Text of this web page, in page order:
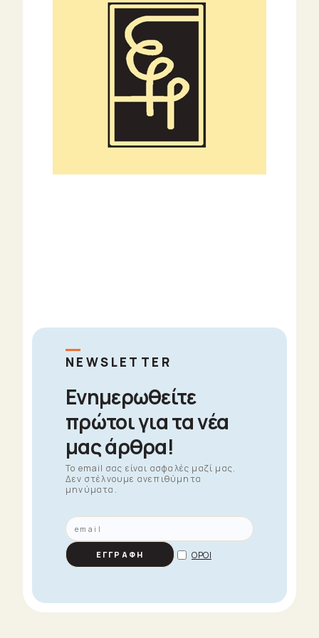
NEWSLETTER
Ενημερωθείτε
πρώτοι για τα νέα
μας άρθρα!
To email σας είναι ασφαλές μαζί μας.
Δεν στέλνουμε ανεπιθύμητα
μηνύματα.
ΕΓΓΡΑΦΗ ΟΡΟΙ